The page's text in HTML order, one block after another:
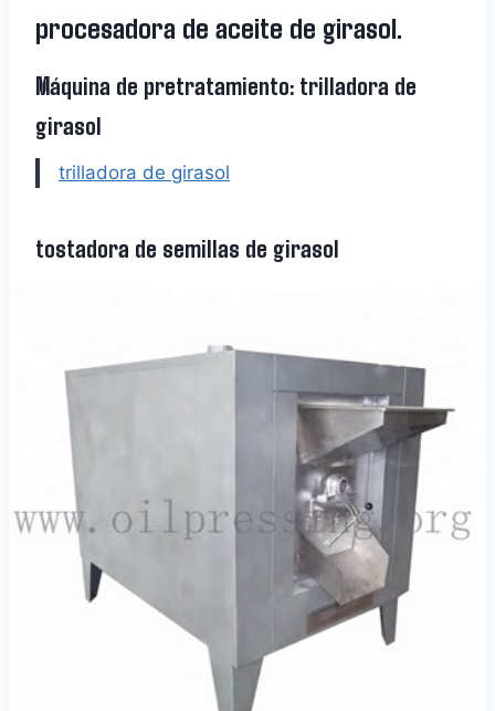
procesadora de aceite de girasol.
Máquina de pretratamiento: trilladora de
girasol
trilladora de girasol
tostadora de semillas de girasol